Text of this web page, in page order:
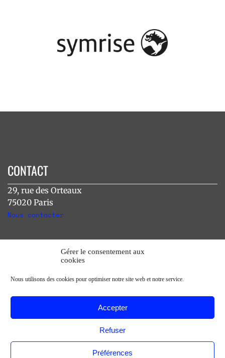
Gérer le consentement aux
cookies
Nous utilisons des cookies pour optimiser notre site web et notre service.
Accepter
Refuser
Préférences
CONTACT
29, rue des Orteaux
75020 Paris
Nous contacter